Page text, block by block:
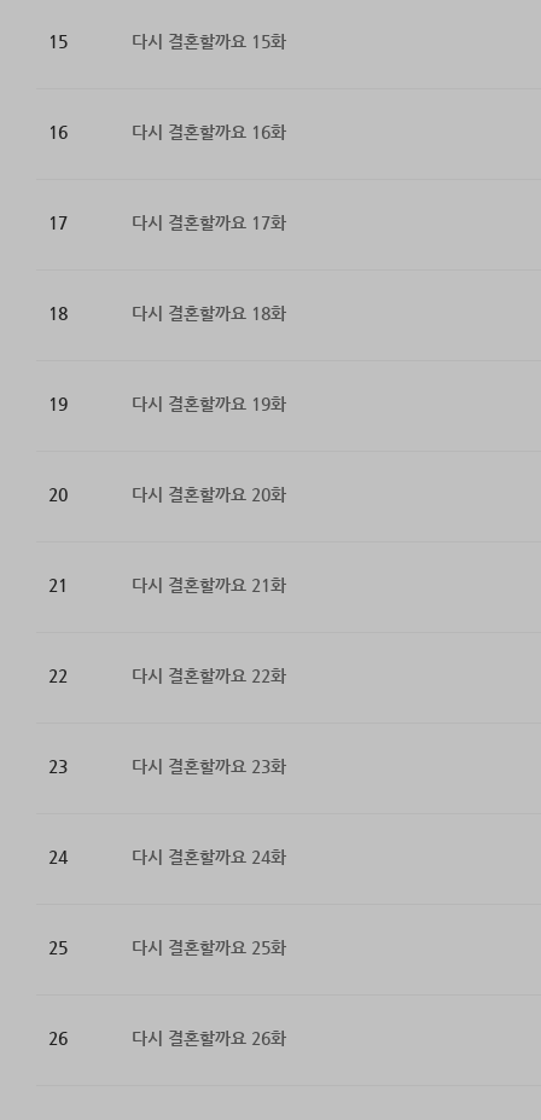
15 다시 결혼할까요 15화
16 다시 결혼할까요 16화
17 다시 결혼할까요 17화
18 다시 결혼할까요 18화
19 다시 결혼할까요 19화
20 다시 결혼할까요 20화
21 다시 결혼할까요 21화
22 다시 결혼할까요 22화
23 다시 결혼할까요 23화
24 다시 결혼할까요 24화
25 다시 결혼할까요 25화
26 다시 결혼할까요 26화